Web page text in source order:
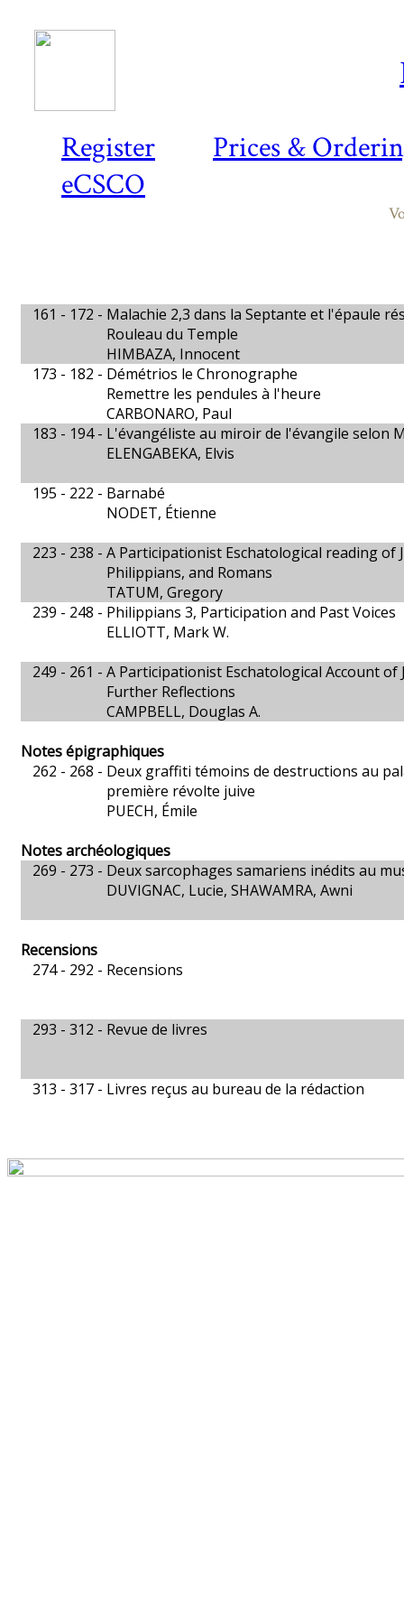
Register
Prices &
eCSCO
161 - 172 - Malachie 2,3 dans la Septante et l'épaule
Rouleau du Temple
HIMBAZA, Innocent
173 - 182 - Démétrios le Chronographe
Remettre les pendules à l'heure
CARBONARO, Paul
183 - 194 - L'évangéliste au miroir de l'évangile selon
ELENGABEKA, Elvis
195 - 222 - Barnabé
NODET, Étienne
223 - 238 - A Participationist Eschatological reading of
Philippians, and Romans
TATUM, Gregory
239 - 248 - Philippians 3, Participation and Past Voices
ELLIOTT, Mark W.
249 - 261 - A Participationist Eschatological Account of
Further Reflections
CAMPBELL, Douglas A.
Notes épigraphiques
262 - 268 - Deux graffiti témoins de destructions au
première révolte juive
PUECH, Émile
Notes archéologiques
269 - 273 - Deux sarcophages samariens inédits au
DUVIGNAC, Lucie, SHAWAMRA, Awni
Recensions
274 - 292 - Recensions
293 - 312 - Revue de livres
313 - 317 - Livres reçus au bureau de la rédaction